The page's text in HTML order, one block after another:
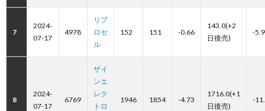
7
2024-
07-17
4978
リプ
ロセ
ル
152 151 -0.66
143.0(+2
日後売)
-
8
2024-
07-17
6769
ザイ
ンエ
レク
トロ
1946 1854 -4.73
1716.0(+1
日後売)
-